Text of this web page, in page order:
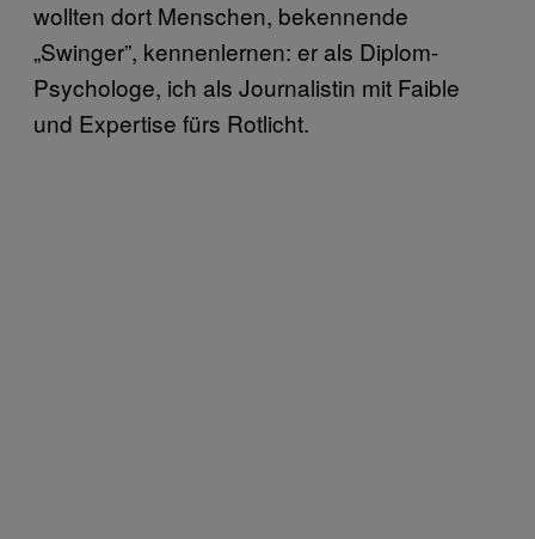
wollten dort Menschen, bekennende
„Swinger”, kennenlernen: er als Diplom-
Psychologe, ich als Journalistin mit Faible
und Expertise fürs Rotlicht.